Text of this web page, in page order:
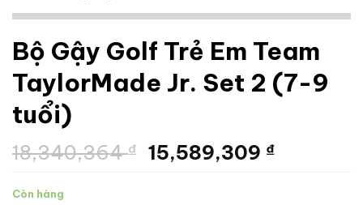
Bộ Gậy Golf Trẻ Em Team
TaylorMade Jr. Set 2 (7-9
tuổi)
18,340,364₫
Giá
15,589,309 ₫Giá
Còn hàng